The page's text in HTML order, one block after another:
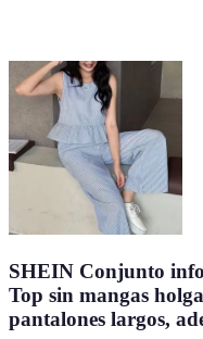
SHEIN Conjunto
Top sin mangas
pantalones largos,